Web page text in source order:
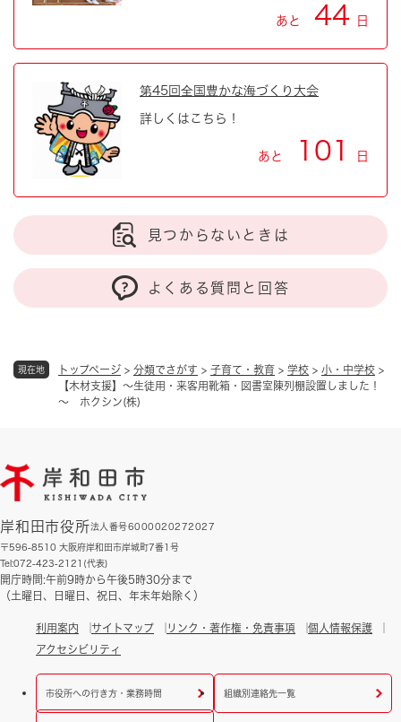
現在地 トップページ > 分類でさがす > 子育て・教育 > 学校 > 小・中学校 >
【木材支援】～生徒用・来客用靴箱・図書室陳列棚設置しました！
～ ホクシン(株)
あと 44 日
第45回全国豊かな海づくり大会
詳しくはこちら！
あと 101 日
見つからないときは
よくある質問と回答
岸和田市役所法人番号6000020272027
〒596-8510 大阪府岸和田市岸城町7番1号
Tel:072-423-2121(代表)
開庁時間:午前9時から午後5時30分まで
（土曜日、日曜日、祝日、年末年始除く）
利用案内 サイトマップ リンク・著作権・免責事項
個人情報保護
アクセシビリティ
市役所への行き方・業務時間 組織別連絡先一覧